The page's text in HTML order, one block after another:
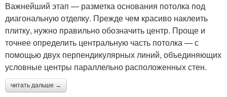
Важнейший этап — разметка основания потолка под
диагональную отделку. Прежде чем красиво наклеить
плитку, нужно правильно обозначить центр. Проще и
точнее определить центральную часть потолка — с
помощью двух перпендикулярных линий, объединяющих
условные центры параллельно расположенных стен.
читать дальше →